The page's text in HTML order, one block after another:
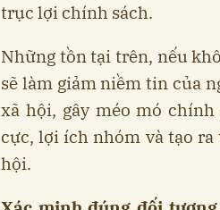
trục lợi chính sách.
Những tồn tại trên, nếu
sẽ làm giảm niềm tin của
xã hội, gây méo mó
cực, lợi ích nhóm và tạo
hội.